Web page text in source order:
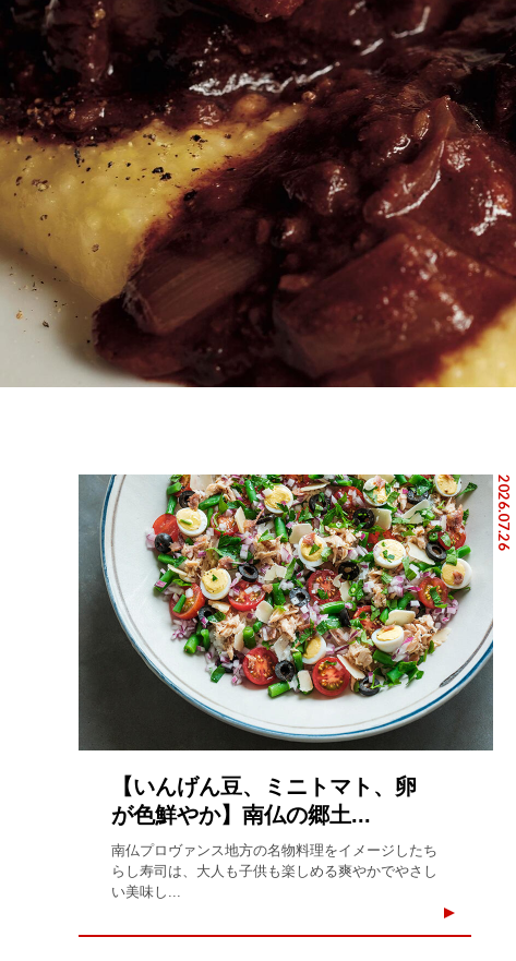
2026.07.26
【いんげん豆、ミニトマト、卵
が色鮮やか】南仏の郷土...
南仏プロヴァンス地方の名物料理をイメージしたち
らし寿司は、大人も子供も楽しめる爽やかでやさし
い美味し...